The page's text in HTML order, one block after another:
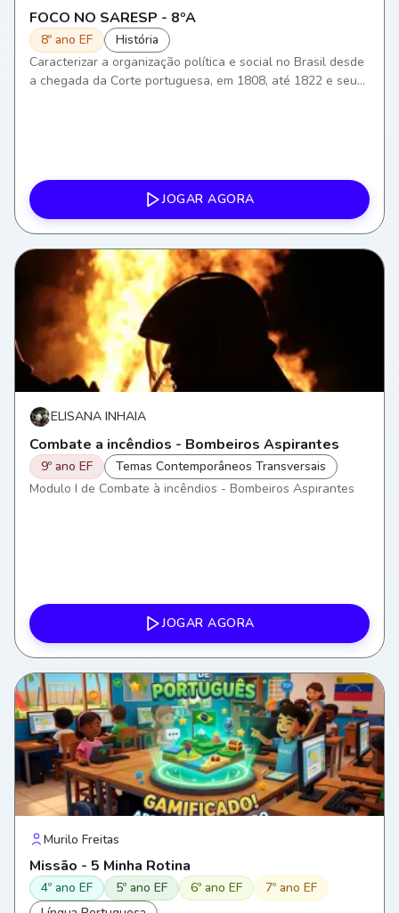
FOCO NO SARESP - 8ºA
8º ano EF
História
Caracterizar a organização política e social no Brasil desde
a chegada da Corte portuguesa, em 1808, até 1822 e seus
JOGAR AGORA
ELISANA INHAIA
Combate a incêndios - Bombeiros Aspirantes
9º ano EF
Temas Contemporâneos Transversais
Modulo I de Combate à incêndios - Bombeiros Aspirantes
JOGAR AGORA
Murilo Freitas
Missão - 5 Minha Rotina
4º ano EF 5º ano EF 6º ano EF
7º ano EF